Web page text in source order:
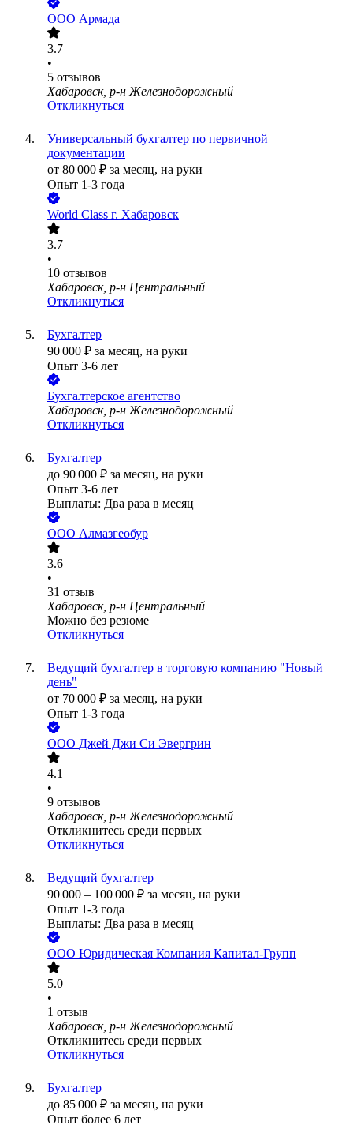
ООО Армада
3.7
•
5 отзывов
Хабаровск, р-н Железнодорожный
Откликнуться
Универсальный бухгалтер по первичной
документации
от 80 000 ₽ за месяц, на руки
Опыт 1-3 года
World Class г. Хабаровск
3.7
•
10 отзывов
Хабаровск, р-н Центральный
Откликнуться
Бухгалтер
90 000 ₽ за месяц, на руки
Опыт 3-6 лет
Бухгалтерское агентство
Хабаровск, р-н Железнодорожный
Откликнуться
Бухгалтер
до 90 000 ₽ за месяц, на руки
Опыт 3-6 лет
Выплаты: Два раза в месяц
ООО Алмазгеобур
3.6
•
31 отзыв
Хабаровск, р-н Центральный
Можно без резюме
Откликнуться
Ведущий бухгалтер в торговую компанию "Новый
день"
от 70 000 ₽ за месяц, на руки
Опыт 1-3 года
ООО Джей Джи Си Эвергрин
4.1
•
9 отзывов
Хабаровск, р-н Железнодорожный
Откликнитесь среди первых
Откликнуться
Ведущий бухгалтер
90 000 – 100 000 ₽ за месяц, на руки
Опыт 1-3 года
Выплаты: Два раза в месяц
ООО Юридическая Компания Капитал-Групп
5.0
•
1 отзыв
Хабаровск, р-н Железнодорожный
Откликнитесь среди первых
Откликнуться
Бухгалтер
до 85 000 ₽ за месяц, на руки
Опыт более 6 лет